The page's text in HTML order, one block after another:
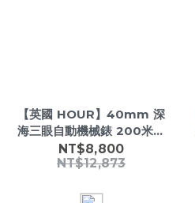
【英國 HOUR】40mm 深
海三眼自動機械錶 200米防
水 玫瑰金 運動男錶
NT$8,800
NT$12,873